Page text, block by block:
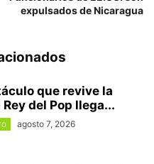
expulsados de Nicaragua
que revive la
del Pop llega...
agosto 7, 2026